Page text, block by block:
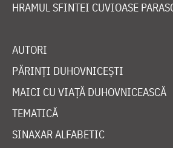
HRAMUL SFINTEI CUVIOASE
AUTORI
PĂRINȚI DUHOVNICEȘTI
MAICI CU VIAȚĂ DUHOVNICEASCĂ
TEMATICĂ
SINAXAR ALFABETIC